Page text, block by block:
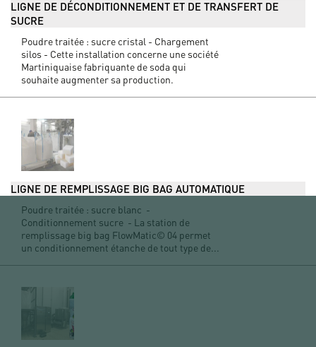
LIGNE DE DÉCONDITIONNEMENT ET DE TRANSFERT DE
SUCRE
Poudre traitée : sucre cristal - Chargement
silos - Cette installation concerne une société
Martiniquaise fabriquante de soda qui
souhaite augmenter sa production.
LIGNE DE REMPLISSAGE BIG BAG AUTOMATIQUE
Poudre traitée : sucre blanc -
Conditionnement sucre - La station de
remplissage big bag FlowMatic© 04 permet
un conditionnement étanche de tout type de...